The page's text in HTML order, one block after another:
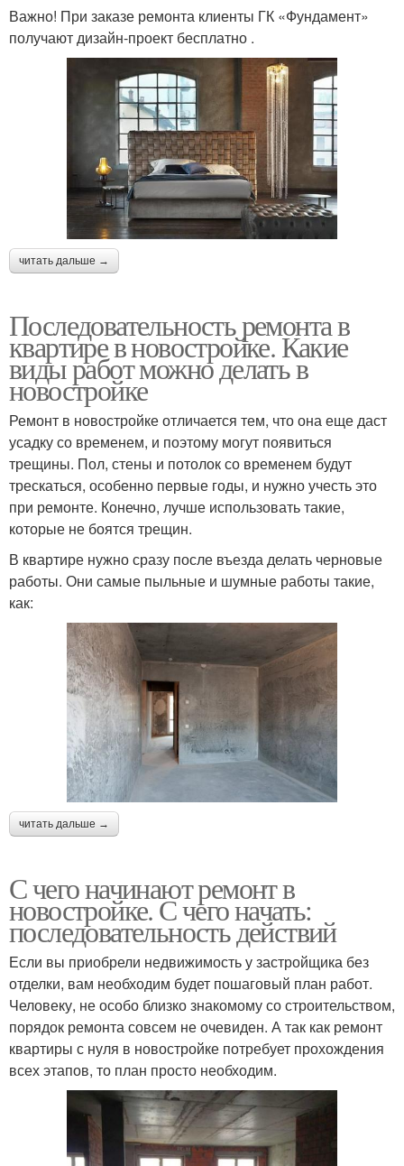
Важно! При заказе ремонта клиенты ГК «Фундамент»
получают дизайн-проект бесплатно .
читать дальше →
Последовательность ремонта в
квартире в новостройке. Какие
виды работ можно делать в
новостройке
Ремонт в новостройке отличается тем, что она еще даст
усадку со временем, и поэтому могут появиться
трещины. Пол, стены и потолок со временем будут
трескаться, особенно первые годы, и нужно учесть это
при ремонте. Конечно, лучше использовать такие,
которые не боятся трещин.
В квартире нужно сразу после въезда делать черновые
работы. Они самые пыльные и шумные работы такие,
как:
читать дальше →
С чего начинают ремонт в
новостройке. С чего начать:
последовательность действий
Если вы приобрели недвижимость у застройщика без
отделки, вам необходим будет пошаговый план работ.
Человеку, не особо близко знакомому со строительством,
порядок ремонта совсем не очевиден. А так как ремонт
квартиры с нуля в новостройке потребует прохождения
всех этапов, то план просто необходим.